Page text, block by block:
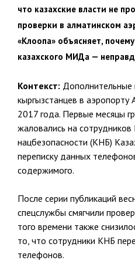
что казахские власти не
проверки в алматинском
«Клоопа» объясняет,
казахского МИДа —
Контекст: Дополнительные
кыргызстанцев в аэропорту
2017 года. Первые месяцы
жаловались на
нацбезопасности (КНБ)
переписку данных
содержимого.
После серии публикаций
спецслужбы смягчили
того времени также
то, что сотрудники КНБ
телефонов.